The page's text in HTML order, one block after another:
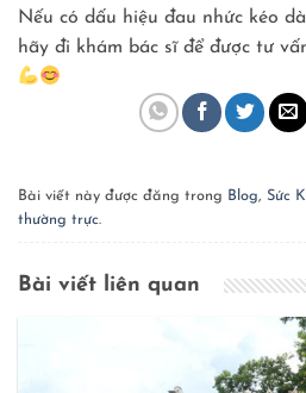
Nếu có dấu hiệu đau nhức kéo
hãy đi khám bác sĩ để được tư
Bài viết này được đăng trong Blog, Sức
thường trực.
Bài viết liên quan